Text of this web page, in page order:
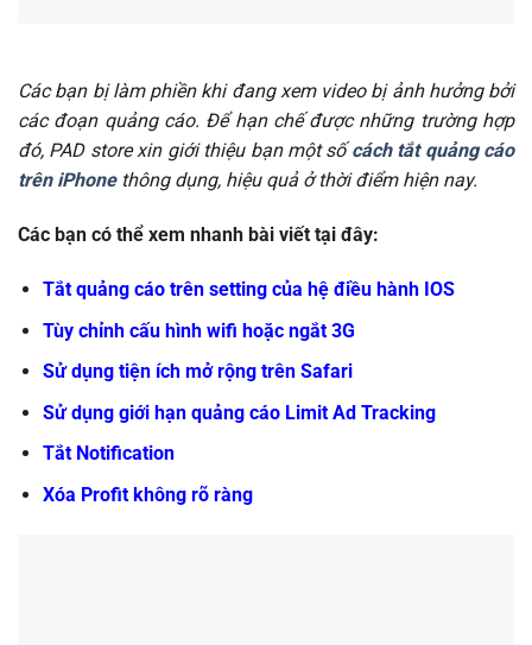
Các bạn bị làm phiền khi đang xem video bị ảnh hưởng bởi
các đoạn quảng cáo. Để hạn chế được những trường hợp
đó, PAD store xin giới thiệu bạn một sốcách tắt quảng cáo
trên iPhonethông dụng, hiệu quả ở thời điểm hiện nay.
Các bạn có thể xem nhanh bài viết tại đây:
Tắt quảng cáo trên setting của hệ điều hành IOS
Tùy chỉnh cấu hình wifi hoặc ngắt 3G
Sử dụng tiện ích mở rộng trên Safari
Sử dụng giới hạn quảng cáo Limit Ad Tracking
Tắt Notification
Xóa Profit không rõ ràng